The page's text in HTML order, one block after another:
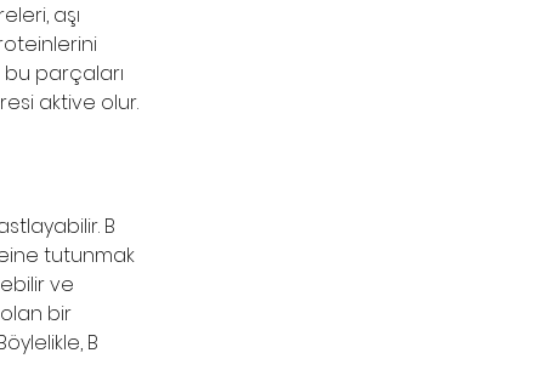
aşı
bu parçaları
aktive olur.
B
tutunmak
ve
bir
B